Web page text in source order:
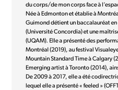
du corps/de mon corps face à
Née à Edmonton et établie à
Guimond détient un baccalauréat
(Université Concordia) et une
(UQAM). Elle a présenté des
Montréal (2019), au festival
Mountain Standard Time à Calgary
Emerging artist à Toronto (2014),
De 2009 à 2017, elle a été
lequel elle a présenté « feeled »